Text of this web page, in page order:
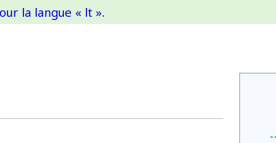
la langue « lt ».